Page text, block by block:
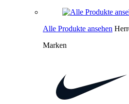
Alle Produkte ansehen
Marken